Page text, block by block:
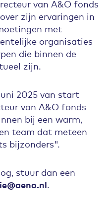
van A&O fonds
zijn ervaringen in
met
organisaties
die binnen de
zijn.
2025 van start
van A&O fonds
bij een warm,
team dat meteen
bijzonders".
stuur dan een
.